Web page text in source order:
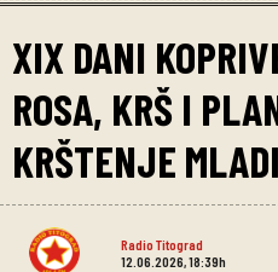
XIX DANI
ROSA, KRŠ I
KRŠTENJE
Radio Titograd
12.06.2026, 18:39h